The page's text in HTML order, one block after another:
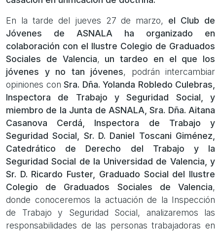
En la tarde del jueves 27 de marzo, el Club de
Jóvenes de ASNALA ha organizado en
colaboración con el Ilustre Colegio de Graduados
Sociales de Valencia, un tardeo en el que los
jóvenes y no tan jóvenes, podrán intercambiar
opiniones con Sra. Dña. Yolanda Robledo Culebras,
Inspectora de Trabajo y Seguridad Social, y
miembro de la Junta de ASNALA, Sra. Dña. Aitana
Casanova Cerdá, Inspectora de Trabajo y
Seguridad Social, Sr. D. Daniel Toscani Giménez,
Catedrático de Derecho del Trabajo y la
Seguridad Social de la Universidad de Valencia, y
Sr. D. Ricardo Fuster, Graduado Social del Ilustre
Colegio de Graduados Sociales de Valencia,
donde conoceremos la actuación de la Inspección
de Trabajo y Seguridad Social, analizaremos las
responsabilidades de las personas trabajadoras en